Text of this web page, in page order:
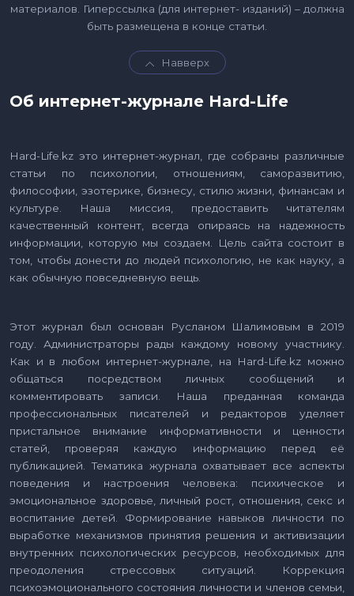
материалов. Гиперссылка (для интернет- изданий) – должна
быть размещена в конце статьи.
Навверх
Об интернет-журнале Hard-Life
Hard-Life.kz это интернет-журнал, где собраны различные
статьи по психологии, отношениям, саморазвитию,
философии, эзотерике, бизнесу, стилю жизни, финансам и
культуре. Наша миссия, предоставить читателям
качественный контент, всегда опираясь на надежность
информации, которую мы создаем. Цель сайта состоит в
том, чтобы донести до людей психологию, не как науку, а
как обычную повседневную вещь.
Этот журнал был основан Русланом Шалимовым в 2019
году. Администраторы рады каждому новому участнику.
Как и в любом интернет-журнале, на Hard-Life.kz можно
общаться посредством личных сообщений и
комментировать записи. Наша преданная команда
профессиональных писателей и редакторов уделяет
пристальное внимание информативности и ценности
статей, проверяя каждую информацию перед её
публикацией. Тематика журнала охватывает все аспекты
поведения и настроения человека: психическое и
эмоциональное здоровье, личный рост, отношения, секс и
воспитание детей. Формирование навыков личности по
выработке механизмов принятия решения и активизации
внутренних психологических ресурсов, необходимых для
преодоления стрессовых ситуаций. Коррекция
психоэмоционального состояния личности и членов семьи,